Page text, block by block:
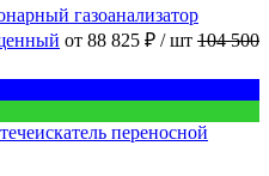
газоанализатор
от 88 825 ₽ / шт 104 500